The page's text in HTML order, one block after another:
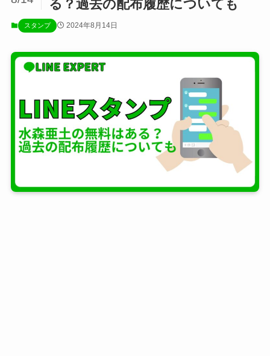
る？過去の配布履歴についても
スタンプ 2024年8月14日